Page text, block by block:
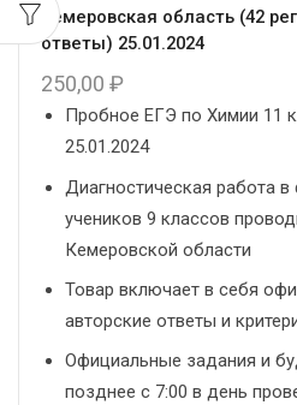
Кемеровская область (42
ответы) 25.01.2024
250,00 ₽
Пробное ЕГЭ по Химии 11
25.01.2024
Диагностическая работа
учеников 9 классов
Кемеровской области
Товар включает в себя
авторские ответы и
Официальные задания и
позднее с 7:00 в день